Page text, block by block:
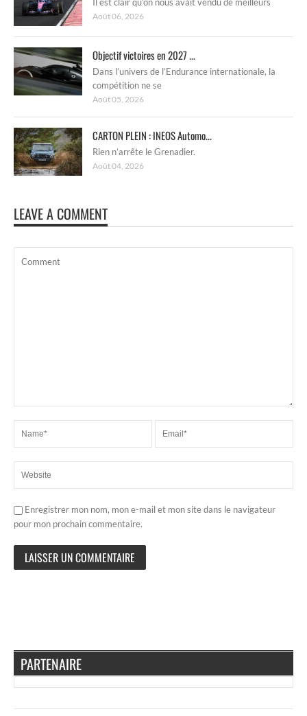
Août 06, 2026
Objectif victoires en 2027 ...
Dans l’univers de l’Endurance internationale, la
compétition ne se
Août 05, 2026
CARTON PLEIN : INEOS Automo...
Rien n’arrête le Grenadier.
Août 04, 2026
LEAVE A COMMENT
Enregistrer mon nom, mon e-mail et mon site dans le navigateur
pour mon prochain commentaire.
PARTENAIRE